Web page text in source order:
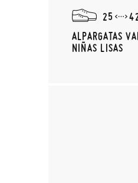
25
ALPARGATAS
NIÑAS LISAS